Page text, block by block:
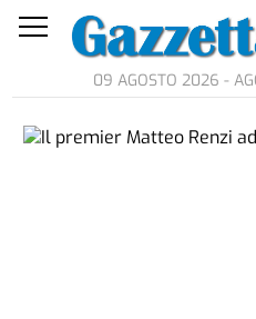
09 AGOSTO 2026 -